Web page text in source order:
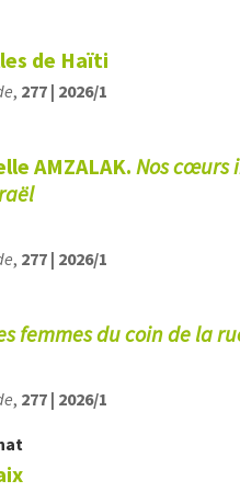
de Haïti
, 277 | 2026/1
AMZALAK. Nos cœurs
, 277 | 2026/1
femmes du coin de la
, 277 | 2026/1